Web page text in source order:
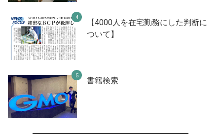
【4000人を在宅勤務にした判断に
ついて】
書籍検索